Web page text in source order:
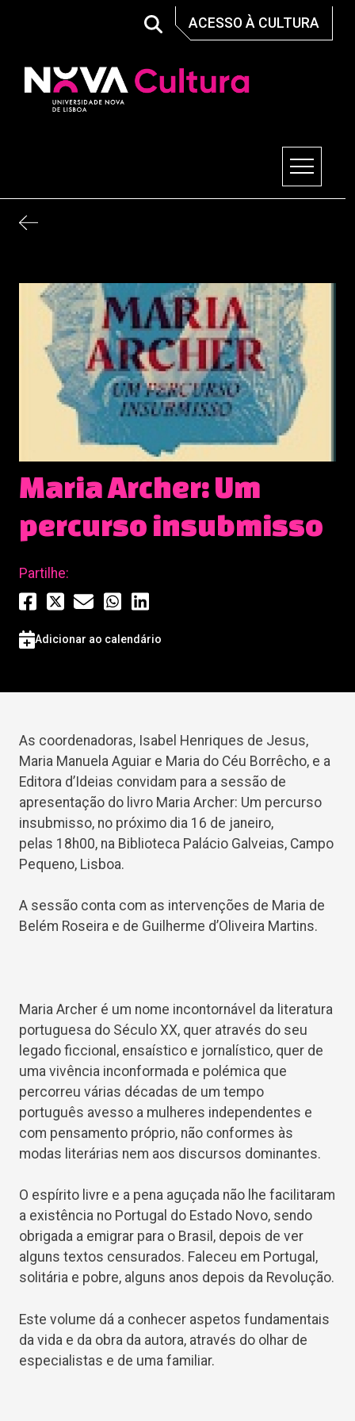
ACESSO À CULTURA
Maria Archer: Um
percurso insubmisso
Partilhe:
Adicionar ao calendário
As coordenadoras, Isabel Henriques de Jesus,
Maria Manuela Aguiar e Maria do Céu Borrêcho, e a
Editora d’Ideias convidam para a sessão de
apresentação do livro Maria Archer: Um percurso
insubmisso, no próximo dia 16 de janeiro,
pelas 18h00, na Biblioteca Palácio Galveias, Campo
Pequeno, Lisboa.
A sessão conta com as intervenções de Maria de
Belém Roseira e de Guilherme d’Oliveira Martins.
Maria Archer é um nome incontornável da literatura
portuguesa do Século XX, quer através do seu
legado ficcional, ensaístico e jornalístico, quer de
uma vivência inconformada e polémica que
percorreu várias décadas de um tempo
português avesso a mulheres independentes e
com pensamento próprio, não conformes às
modas literárias nem aos discursos dominantes.
O espírito livre e a pena aguçada não lhe facilitaram
a existência no Portugal do Estado Novo, sendo
obrigada a emigrar para o Brasil, depois de ver
alguns textos censurados. Faleceu em Portugal,
solitária e pobre, alguns anos depois da Revolução.
Este volume dá a conhecer aspetos fundamentais
da vida e da obra da autora, através do olhar de
especialistas e de uma familiar.